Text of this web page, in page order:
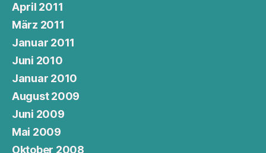
April 2011
März 2011
Januar 2011
Juni 2010
Januar 2010
August 2009
Juni 2009
Mai 2009
Oktober 2008